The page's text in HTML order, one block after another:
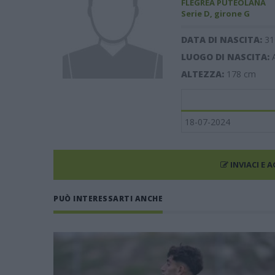
FLEGREA PUTEOLANA
Serie D, girone G
DATA DI NASCITA:
LUOGO DI NASCITA:
ALTEZZA: 178 cm
18-07-2024
INVIACI E
PUÒ INTERESSARTI ANCHE